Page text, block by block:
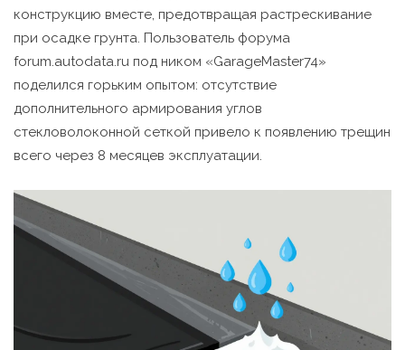
конструкцию вместе, предотвращая растрескивание
при осадке грунта. Пользователь форума
forum.autodata.ru под ником «GarageMaster74»
поделился горьким опытом: отсутствие
дополнительного армирования углов
стекловолоконной сеткой привело к появлению трещин
всего через 8 месяцев эксплуатации.